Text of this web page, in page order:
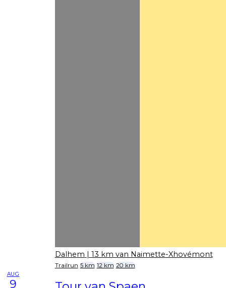
Dalhem | 13 km van Naimette-Xhovémont
Trailrun 5 km 12 km 20 km
AUG
9